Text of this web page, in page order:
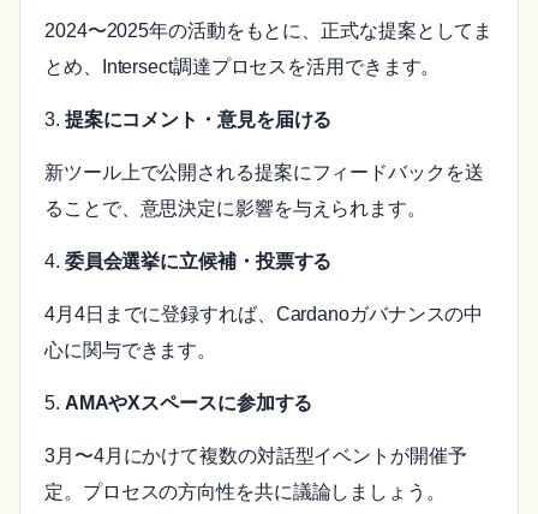
2024〜2025年の活動をもとに、正式な提案としてま
とめ、Intersect調達プロセスを活用できます。
3. 提案にコメント・意見を届ける
新ツール上で公開される提案にフィードバックを送
ることで、意思決定に影響を与えられます。
4. 委員会選挙に立候補・投票する
4月4日までに登録すれば、Cardanoガバナンスの中
心に関与できます。
5. AMAやXスペースに参加する
3月〜4月にかけて複数の対話型イベントが開催予
定。プロセスの方向性を共に議論しましょう。